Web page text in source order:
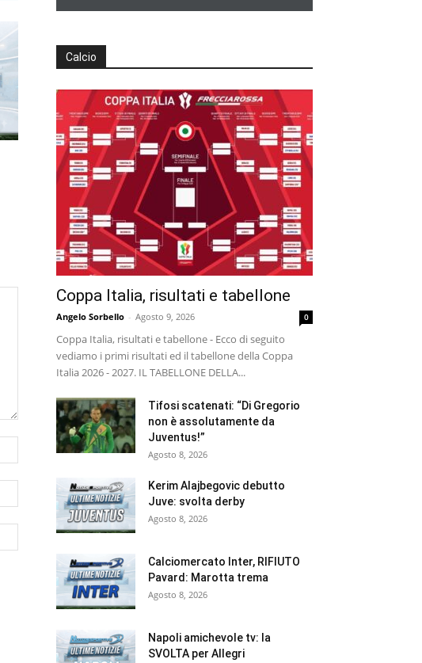
Calcio
Coppa Italia, risultati e tabellone
Angelo Sorbello - Agosto 9, 2026 0
Coppa Italia, risultati e tabellone - Ecco di seguito
vediamo i primi risultati ed il tabellone della Coppa
Italia 2026 - 2027. IL TABELLONE DELLA...
Tifosi scatenati: “Di Gregorio
non è assolutamente da
Juventus!”
Agosto 8, 2026
Kerim Alajbegovic debutto
Juve: svolta derby
Agosto 8, 2026
Calciomercato Inter, RIFIUTO
Pavard: Marotta trema
Agosto 8, 2026
Napoli amichevole tv: la
SVOLTA per Allegri